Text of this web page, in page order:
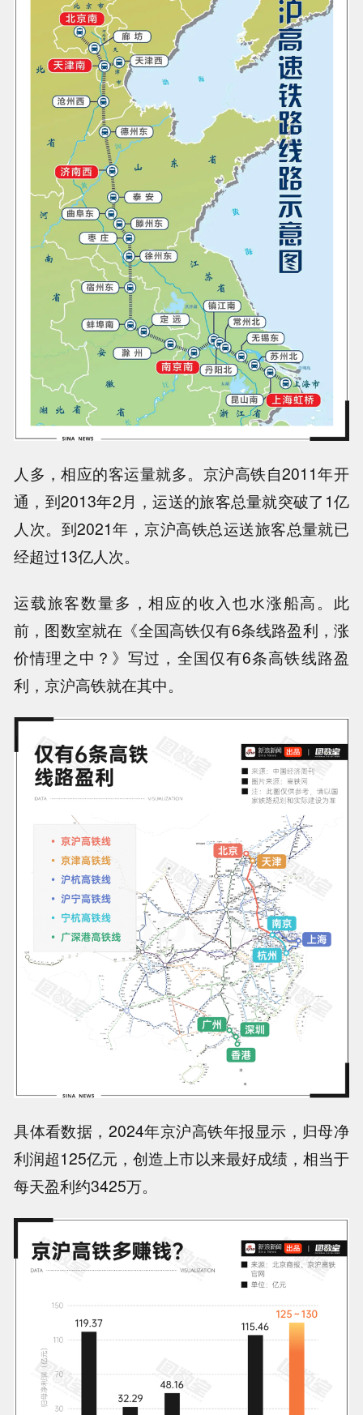
人多，相应的客运量就多。 京沪高铁自2011年开
通，到2013年2月，运送的旅客总量就突破了1亿
人次。 到2021年，京沪高铁总运送旅客总量就已
经超过13亿人次。
运载旅客数量多，相应的收入也水涨船高。此
前，图数室就在《全国高铁仅有6条线路盈利，涨
价情理之中？ 》写过，全国仅有6条高铁线路盈
利，京沪高铁就在其中。
具体看数据，2024年京沪高铁年报显示，归母净
利润超125亿元，创造上市以来最好成绩， 相当于
每天盈利约3425万。